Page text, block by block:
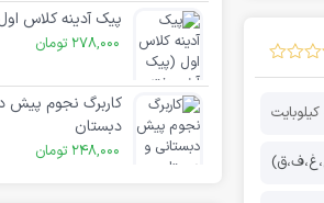
پیک آدینه کلاس
278,000 تومان
کاربرگ نجوم پیش
دبستان
248,000 تومان